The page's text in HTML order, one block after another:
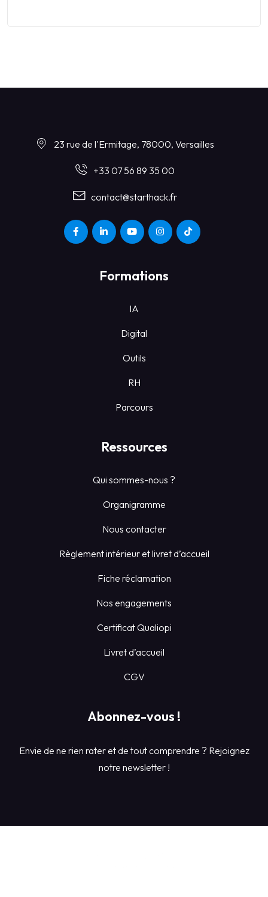
23 rue de l'Ermitage, 78000, Versailles
+33 07 56 89 35 00
contact@starthack.fr
Formations
IA
Digital
Outils
RH
Parcours
Ressources
Qui sommes-nous ?
Organigramme
Nous contacter
Règlement intérieur et livret d’accueil
Fiche réclamation
Nos engagements
Certificat Qualiopi
Livret d’accueil
CGV
Abonnez-vous !
Envie de ne rien rater et de tout comprendre ? Rejoignez
notre newsletter !